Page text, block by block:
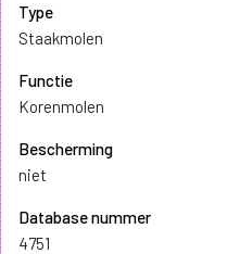
Type
Staakmolen
Functie
Korenmolen
Bescherming
niet
Database nummer
4751